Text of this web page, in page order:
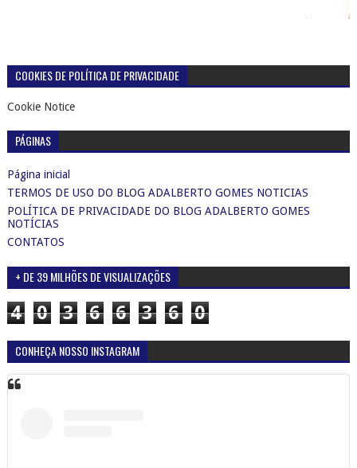
COOKIES DE POLÍTICA DE PRIVACIDADE
Cookie Notice
PÁGINAS
Página inicial
TERMOS DE USO DO BLOG ADALBERTO GOMES NOTICIAS
POLÍTICA DE PRIVACIDADE DO BLOG ADALBERTO GOMES
NOTÍCIAS
CONTATOS
+ DE 39 MILHÕES DE VISUALIZAÇÕES
4 0 3 6 6 3 6 0
CONHEÇA NOSSO INSTAGRAM